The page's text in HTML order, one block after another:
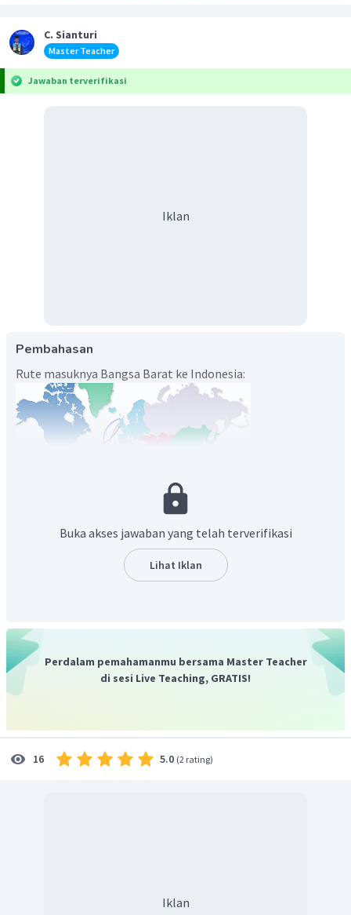
C. Sianturi
Master Teacher
Jawaban terverifikasi
Iklan
Pembahasan
Rute masuknya Bangsa Barat ke Indonesia:
Jalur bangsa-bangsa Barat ke Indonesia adalah sebagai
- Malaka - Maluku.
Spanyol : Dari negara Spanyol - Samudera Atlantik -
Benua Amerika - Ujung Selatan Benua Amerika -
Tanjung Harapan - Samudera Hindia - Selat Sunda -
Buka akses jawaban yang telah terverifikasi
Lihat Iklan
Perdalam pemahamanmu bersama Master Teacher
di sesi Live Teaching, GRATIS!
16 5.0 (2 rating)
Iklan